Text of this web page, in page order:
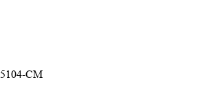
CM